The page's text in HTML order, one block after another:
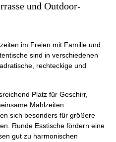
und Outdoor-
im Freien mit Familie und
sind in verschiedenen
rechteckige und
Platz für Geschirr,
Mahlzeiten.
sich besonders für größere
Runde Esstische fördern eine
gut zu harmonischen